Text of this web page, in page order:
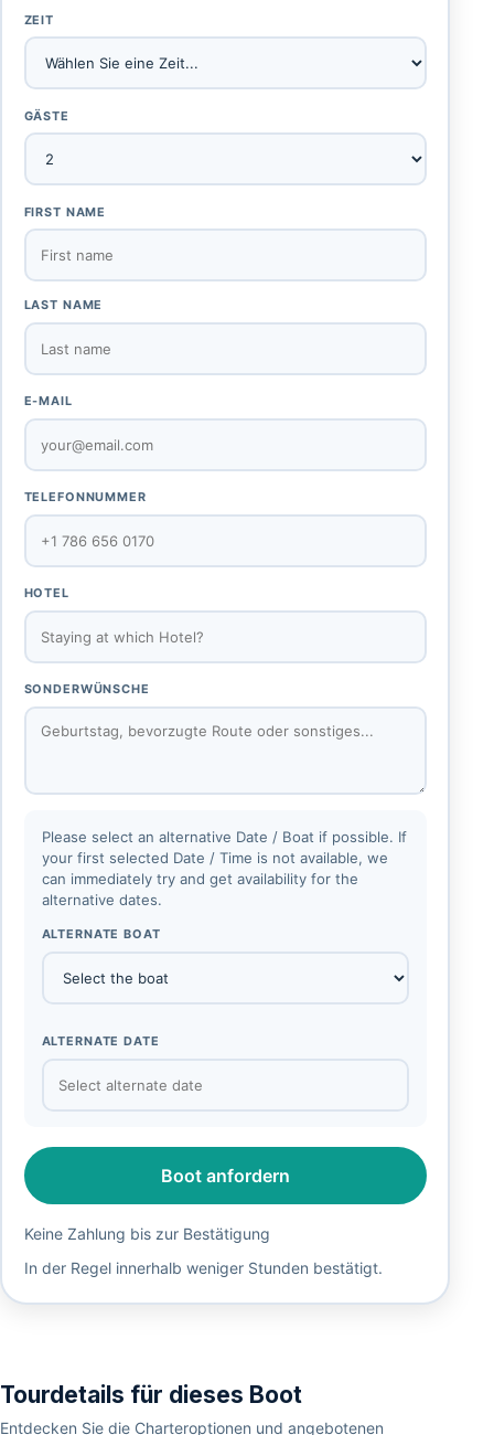
ZEIT
GÄSTE
FIRST NAME
LAST NAME
E-MAIL
TELEFONNUMMER
HOTEL
SONDERWÜNSCHE
Please select an alternative Date / Boat if possible. If
your first selected Date / Time is not available, we
can immediately try and get availability for the
alternative dates.
ALTERNATE BOAT
ALTERNATE DATE
Boot anfordern
Keine Zahlung bis zur Bestätigung
In der Regel innerhalb weniger Stunden bestätigt.
Tourdetails für dieses Boot
Entdecken Sie die Charteroptionen und angebotenen